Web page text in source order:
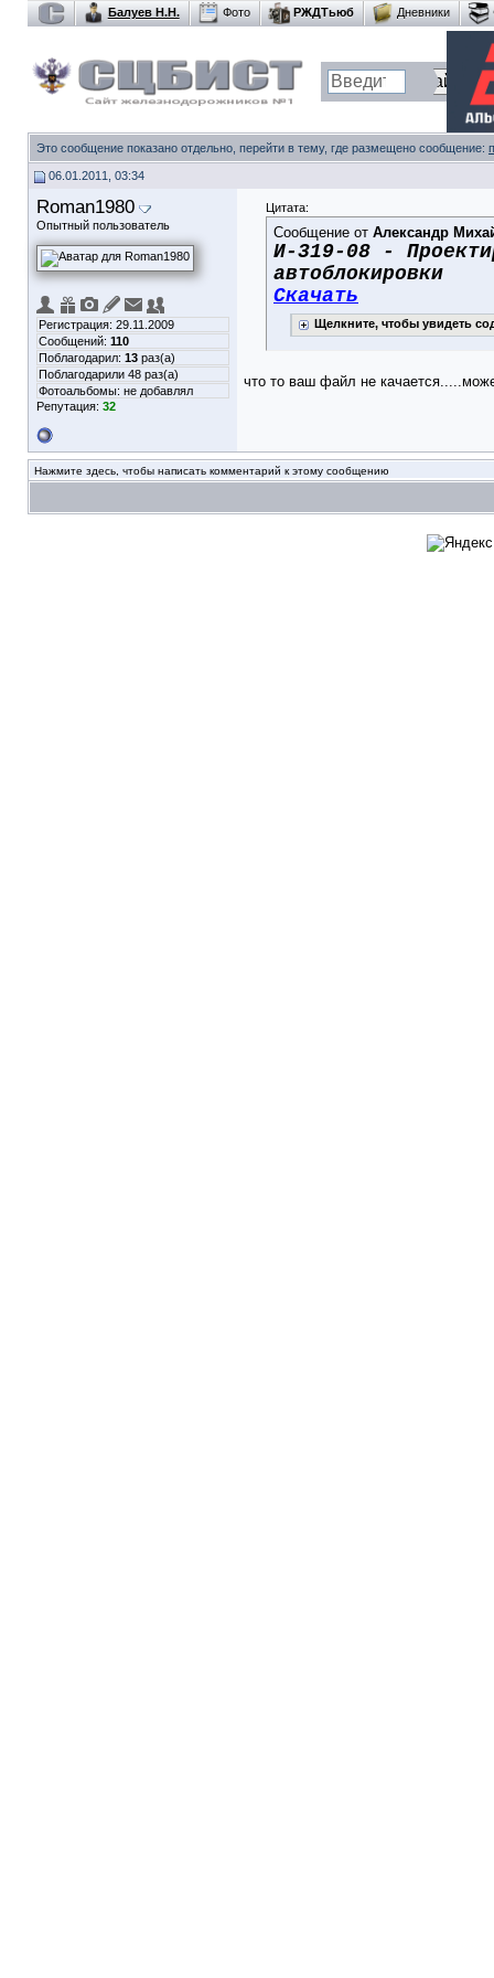
Балуев Н.Н. Фото РЖДТьюб Дневники
Это сообщение показано отдельно, перейти в тему, где размещено сообщение:
06.01.2011, 03:34
Roman1980
Опытный пользователь
Регистрация: 29.11.2009
Сообщений: 110
Поблагодарил: 13 раз(а)
Поблагодарили 48 раз(а)
Фотоальбомы: не добавлял
Репутация: 32
Цитата:
Сообщение от Александр
И-319-08 -
автоблокировки
Скачать
Щелкните, чтобы увидеть
что то ваш файл не
Нажмите здесь, чтобы написать комментарий к этому сообщению